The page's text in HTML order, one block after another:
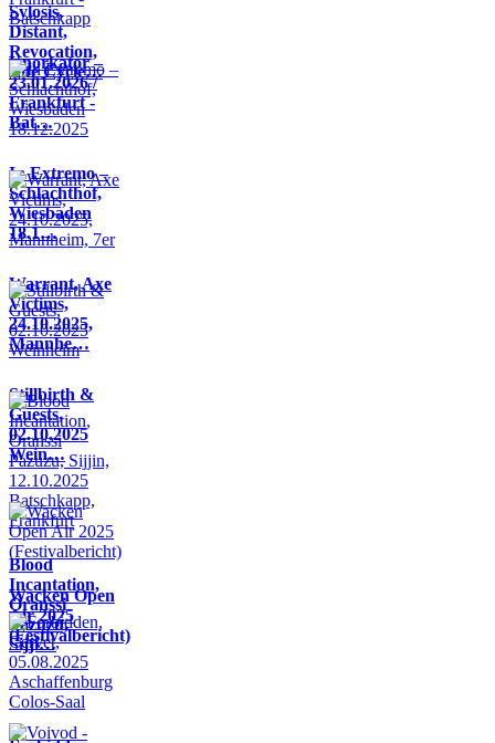
Sylosis,
Distant,
Revocation,
Life Cycle…
Knorkator –
23.01.2026 /
Frankfurt -
Bat…
In Extremo –
Schlachthof,
Wiesbaden
18.1…
Warrant, Axe
Victims,
24.10.2025,
Mannhe…
Stillbirth &
Guests,
02.10.2025
Wein…
Blood
Incantation,
Oranssi
Pazuzu,
Sijji…
Wacken Open
Air 2025
(Festivalbericht)